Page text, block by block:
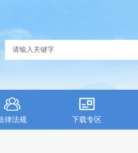
律法规 下载专区